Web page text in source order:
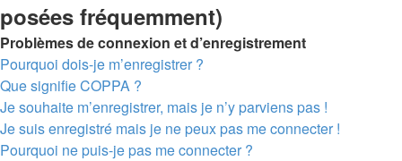
posées fréquemment)
Problèmes de connexion et d’enregistrement
Pourquoi dois-je m’enregistrer ?
Que signifie COPPA ?
Je souhaite m’enregistrer, mais je n’y parviens pas !
Je suis enregistré mais je ne peux pas me connecter !
Pourquoi ne puis-je pas me connecter ?